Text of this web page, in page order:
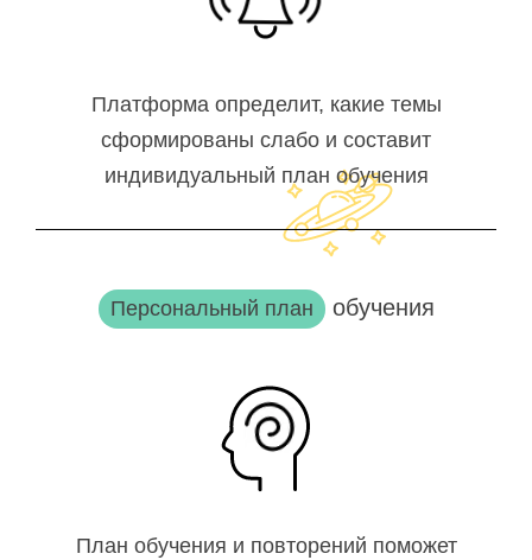
Платформа определит, какие темы
сформированы слабо и составит
индивидуальный план обучения
Персональный план обучения
План обучения и повторений поможет